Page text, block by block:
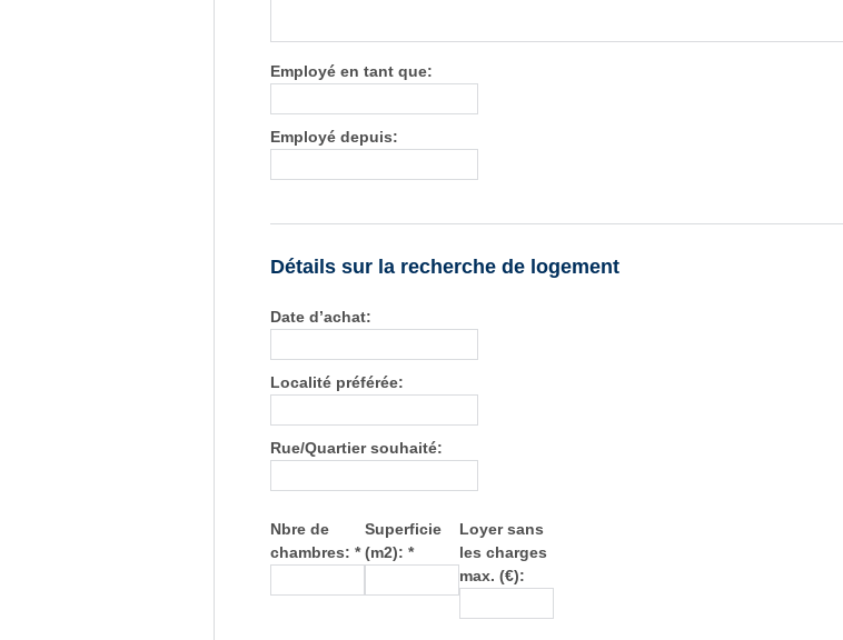
Employé en tant que:
Employé depuis:
Détails sur la recherche de logement
Date d’achat:
Localité préférée:
Rue/Quartier souhaité:
Nbre de
chambres: *
Superficie
(m2): *
Loyer sans
les charges
max. (€):